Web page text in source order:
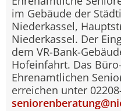
im Gebäude der
Niederkassel,
Niederkassel. Der
dem VR-Bank-
Hofeinfahrt. Das
Ehrenamtlichen
erreichen unter